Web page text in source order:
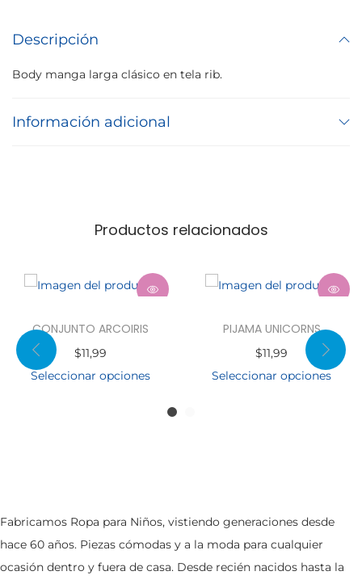
Descripción
Body manga larga clásico en tela rib.
Información adicional
Productos relacionados
CONJUNTO ARCOIRIS
$11,99
Seleccionar opciones
PIJAMA UNICORNS
$11,99
Seleccionar opciones
Fabricamos Ropa para Niños, vistiendo generaciones desde
hace 60 años. Piezas cómodas y a la moda para cualquier
ocasión dentro y fuera de casa. Desde recién nacidos hasta la